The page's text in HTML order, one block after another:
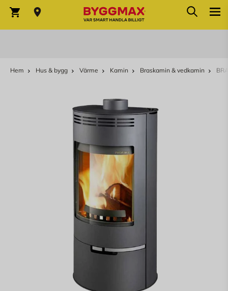
Varukorg Sök
Hem Hus & bygg Värme Kamin Braskamin & vedkamin